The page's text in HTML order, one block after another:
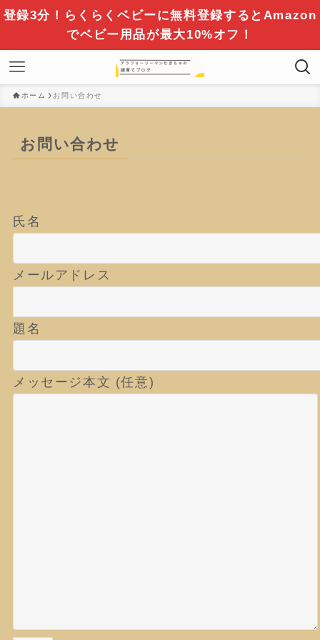
登録3分！らくらくベビーに無料登録するとAmazon
でベビー用品が最大10%オフ！
ホーム お問い合わせ
お問い合わせ
氏名
メールアドレス
題名
メッセージ本文 (任意)